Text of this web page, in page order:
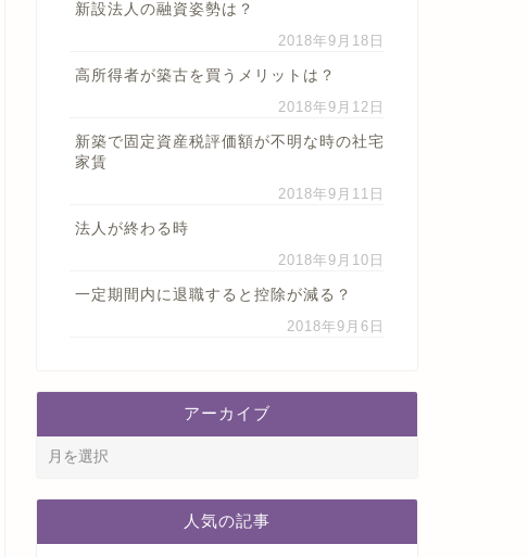
新設法人の融資姿勢は？
2018年9月18日
高所得者が築古を買うメリットは？
2018年9月12日
新築で固定資産税評価額が不明な時の社宅
家賃
2018年9月11日
法人が終わる時
2018年9月10日
一定期間内に退職すると控除が減る？
2018年9月6日
アーカイブ
人気の記事